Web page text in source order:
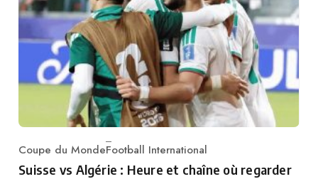
Category
Coupe du MondeFootball International
Suisse vs Algérie : Heure et chaîne où regarder